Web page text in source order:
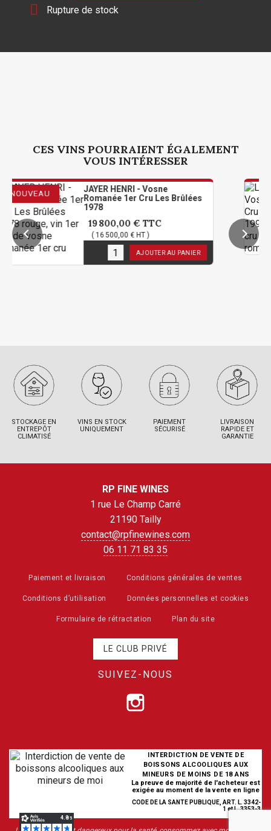
 Rupture de stock
CES VINS POURRAIENT ÉGALEMENT
VOUS INTÉRESSER
JAYER HENRI - Vosne
Romanée 1er Cru Les Brûlées
1978
19 800,00 € TTC
( 16 500,00 € HT )
2en stock AJOUTER AU PANIER
STOCKAGE EN
ENTREPÔT
CLIMATISÉ
VINS EN STOCK
UNIQUEMENT
PAIEMENT
SÉCURISÉ
LIVRAISON
RAPIDE ET
GARANTIE
RP FINE WINES
1 rue Le Champ Carré
21190 Tailly
contact@rpfinewines.com
06 11 71 83 35
Paiement et livraison Conditions générales de ventes
Conditions d’utilisation Données personnelles et cookies
Formulaire de rétractation Plan du site
LE CLUB PRIVÉ
SUIVEZ-NOUS
INTERDICTION DE VENTE DE
BOISSONS ALCOOLIQUES AUX
MINEURS DE MOINS DE 18 ANS
La preuve de majorité de l'acheteur est
exigée au moment de la vente en ligne
CODE DE LA SANTE PUBLIQUE, ART. L. 3342-
1 et L. 3353-3